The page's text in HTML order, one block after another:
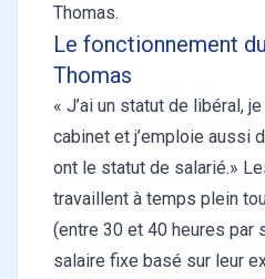
Thomas.
Le fonctionnement
Thomas
« J’ai un statut de libéral,
cabinet et j’emploie aussi
ont le statut de salarié.»
travaillent à temps plein
(entre 30 et 40 heures par
salaire fixe basé sur leur